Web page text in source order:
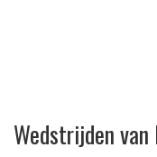
Wedstrijden